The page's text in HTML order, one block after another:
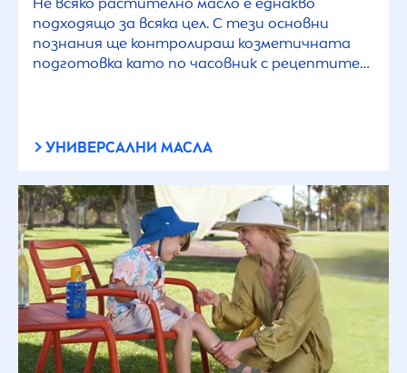
подходящо за всяка цел. С тези основни
познания ще контролираш козметичната
подготовка като по часовник с рецептите
УНИВЕРСАЛНИ МАСЛА